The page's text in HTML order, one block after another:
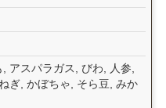
, アスパラガス, びわ, 人参,
ぎ, かぼちゃ, そら豆, みか